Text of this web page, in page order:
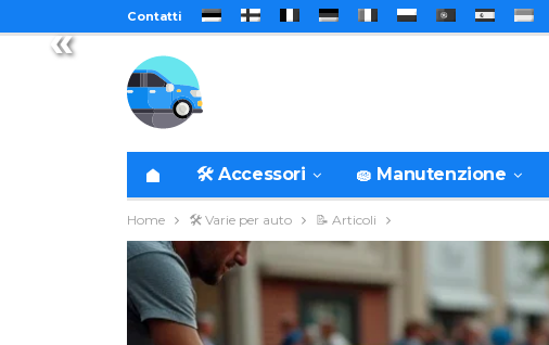
« Contatti
🛠️ Accessori 🧽 Manutenzione
Home 🛠️ Varie per auto 📝 Articoli